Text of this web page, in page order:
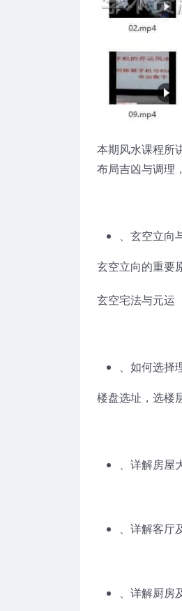
本期风水课程所
布局吉凶与调理
、玄空立向
玄空立向的重要
玄空宅法与元运
、如何选择
楼盘选址，选楼
、详解房屋
、详解客厅
、详解厨房